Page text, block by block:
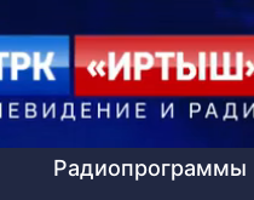
Радиопрограммы